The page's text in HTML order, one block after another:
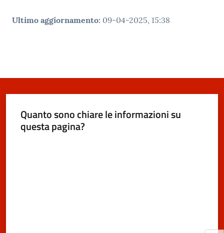
Ultimo aggiornamento: 09-04-2025, 15:38
Quanto sono chiare le informazioni su
questa pagina?